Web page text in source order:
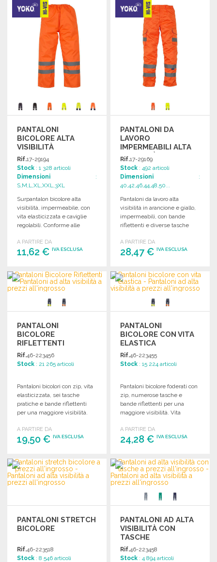
PANTALONI
BICOLORE ALTA
VISIBILITÀ
IMPERMEABILI
Rif.17-29194
Stock : 1 328 articoli
Dimensioni :
S,M,L,XL,XXL,3XL
Surpantalon bicolore alta
visibilità, impermeabile, con
vita elasticizzata e caviglie
regolabili. Conforme alle
A PARTIRE DA
11,62 € IVA ESCLUSA
ORDINARE
Richiedi un preventivo
PANTALONI DA
LAVORO
IMPERMEABILI ALTA
VISIBILITÀ
Rif.17-29169
Stock : 492 articoli
Dimensioni :
40,42,46,44,48,50...
Pantaloni da lavoro alta
visibilità in arancione e giallo,
impermeabili, con bande
riflettenti e diverse tasche
A PARTIRE DA
28,47 €IVA ESCLUSA
ORDINARE
Richiedi un preventivo
PANTALONI
BICOLORE
RIFLETTENTI
Rif.46-223456
Stock : 21 265 articoli
Pantaloni bicolori con zip, vita
elasticizzata, sei tasche
pratiche e bande riflettenti
per una maggiore visibilità.
A PARTIRE DA
19,50 € IVA ESCLUSA
ORDINARE
Richiedi un preventivo
PANTALONI
BICOLORE CON VITA
ELASTICA
Rif.46-223455
Stock : 15 224 articoli
Pantaloni bicolore foderati con
zip, numerose tasche e
bande riflettenti per una
maggiore visibilità. Vita
comfort.
A PARTIRE DA
24,28 €IVA ESCLUSA
ORDINARE
Richiedi un preventivo
PANTALONI STRETCH
BICOLORE
Rif.46-223518
Stock : 8 546 articoli
PANTALONI AD ALTA
VISIBILITÀ CON
TASCHE
Rif.46-223458
Stock : 4 894 articoli